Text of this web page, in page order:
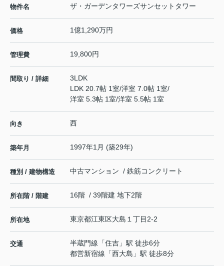
物件名 ザ・ガーデンタワーズサンセットタワー
価格 1億1,290万円
管理費 19,800円
間取り / 詳細
3LDK
LDK 20.7帖 1室/洋室 7.0帖 1室/
洋室 5.3帖 1室/洋室 5.5帖 1室
向き 西
築年月 1997年1月 (築29年)
種別 / 建物構造 中古マンション / 鉄筋コンクリート
所在階 / 階建 16階 / 39階建 地下2階
所在地 東京都江東区大島 １丁目2-2
交通 半蔵門線 「住吉 」駅 徒歩6分
都営新宿線 「西大島 」駅 徒歩8分